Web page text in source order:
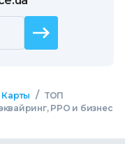
Карты / ТОП
РРО и бизнес